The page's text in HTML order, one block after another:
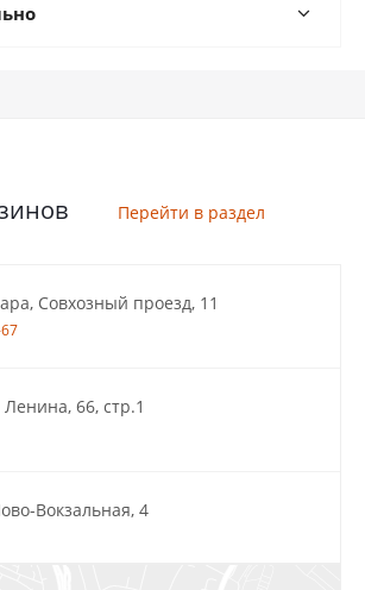
Перейти в раздел
Совхозный проезд, 11
66, стр.1
Вокзальная, 4